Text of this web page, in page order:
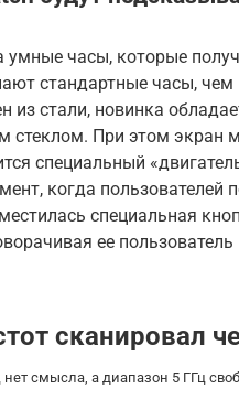
часы, которые
стандартные часы, чем
из стали, новинка
При этом экран
специальный
когда пользователей
специальная
ее
сканировал
смысла, а диапазон 5 ГГц